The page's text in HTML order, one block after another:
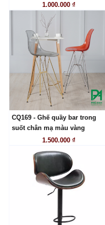
1.000.000 ₫
LIÊN HỆ
CQ169 - Ghế quầy bar trong
suốt chân mạ màu vàng
1.500.000 ₫